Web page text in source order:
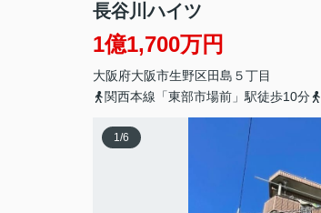
長谷川ハイツ
1億1,700万円
大阪府大阪市生野区田島 ５丁目
関西本線「東部市場前」駅徒歩10分
1/6